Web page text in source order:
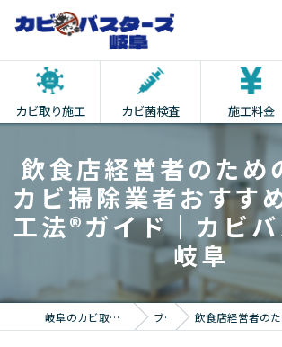
カビ取り施工 カビ菌検査 施工料金
飲食店経営者のため
カビ掃除業者おすす
工法®ガイド｜カビ
岐阜
岐阜のカビ取りならカビバスターズ岐阜 ブログ 飲食店経営者のための池田町カビ掃除業者お